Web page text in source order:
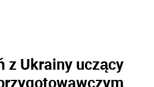
z Ukrainy uczący